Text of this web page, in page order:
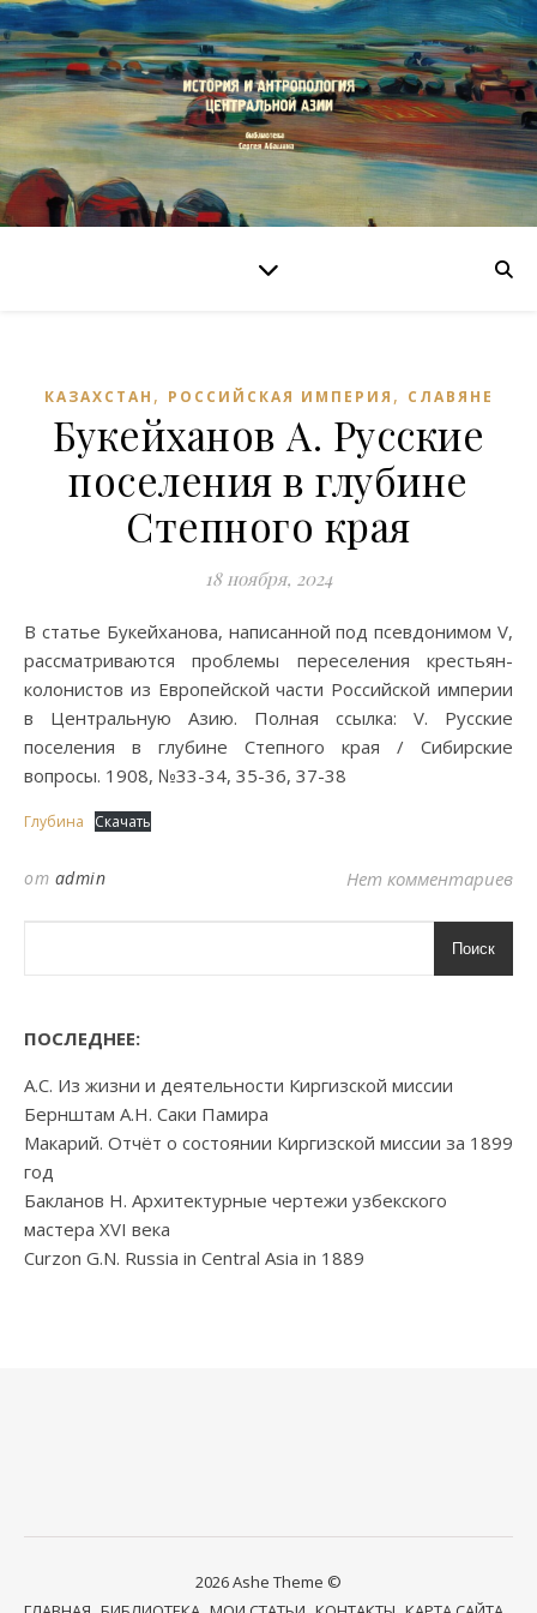
КАЗАХСТАН , РОССИЙСКАЯ ИМПЕРИЯ , СЛАВЯНЕ
Букейханов А. Русские
поселения в глубине
Степного края
18 ноября, 2024
В статье Букейханова, написанной под псевдонимом V,
рассматриваются проблемы переселения крестьян-
колонистов из Европейской части Российской империи
в Центральную Азию. Полная ссылка: V. Русские
поселения в глубине Степного края / Сибирские
вопросы. 1908, №33-34, 35-36, 37-38
Глубина Скачать
от admin Нет комментариев
Поиск
ПОСЛЕДНЕЕ:
А.С. Из жизни и деятельности Киргизской миссии
Бернштам А.Н. Саки Памира
Макарий. Отчёт о состоянии Киргизской миссии за 1899
год
Бакланов Н. Архитектурные чертежи узбекского
мастера XVI века
Curzon G.N. Russia in Central Asia in 1889
2026 Ashe Theme ©